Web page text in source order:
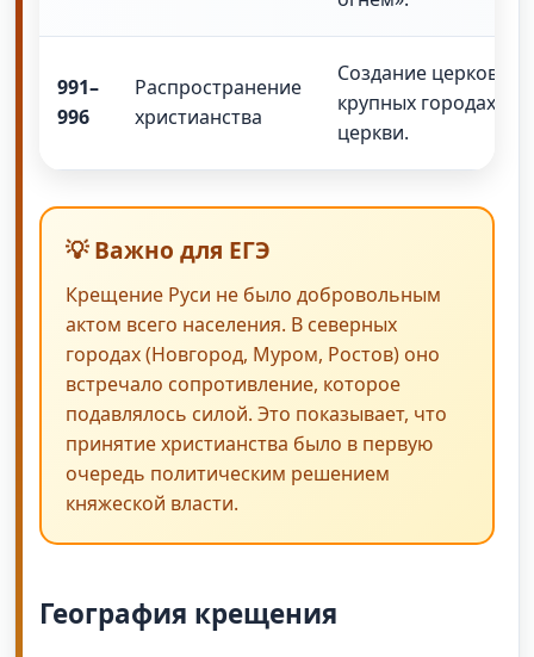
991–
996
Распространение
христианства
Создание
крупных городах),
церкви.
💡 Важно для ЕГЭ
Крещение Руси не было добровольным
актом всего населения. В северных
городах (Новгород, Муром, Ростов) оно
встречало сопротивление, которое
подавлялось силой. Это показывает, что
принятие христианства было в первую
очередь политическим решением
княжеской власти.
География крещения